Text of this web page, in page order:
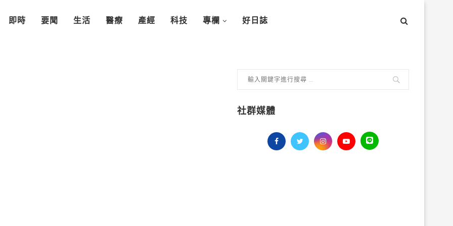
即時 要聞 生活 醫療 產經 科技 專欄 好日誌
社群媒體